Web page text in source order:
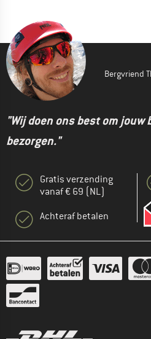
Bergvriend
"Wij doen ons best om
bezorgen."
Gratis verzending
vanaf € 69 (NL)
Achteraf betalen